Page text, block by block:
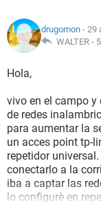
drugomon - 29
WALTER -
Hola,
vivo en el campo
de redes
para aumentar la
un acces point tp-
repetidor
conectarlo a la
iba a captar las
lo configurè en
puse la ip y eso